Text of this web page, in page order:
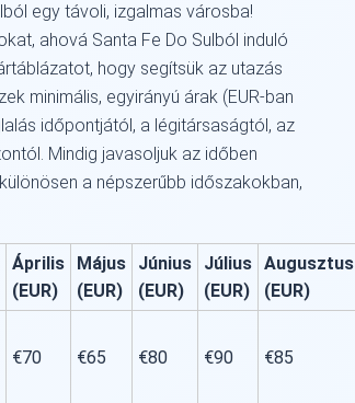
egy távoli, izgalmas városba!
ahová Santa Fe Do Sulból induló
hogy segítsük az utazás
minimális, egyirányú árak (EUR-ban
időpontjától, a légitársaságtól, az
Mindig javasoljuk az időben
a népszerűbb időszakokban,
Április
(EUR)
Május
(EUR)
Június
(EUR)
Július
(EUR)
Augusztus
(EUR)
€70 €65 €80 €90 €85